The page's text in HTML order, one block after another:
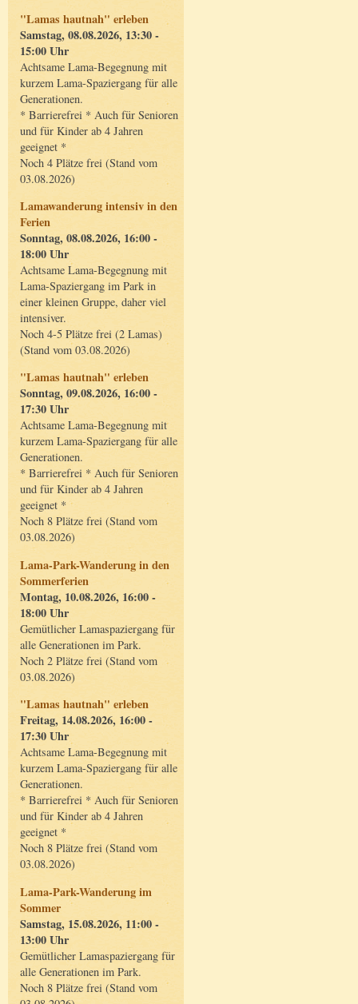
"Lamas hautnah" erleben
Samstag, 08.08.2026, 13:30 -
15:00 Uhr
Achtsame Lama-Begegnung mit
kurzem Lama-Spaziergang für alle
Generationen.
* Barrierefrei * Auch für Senioren
und für Kinder ab 4 Jahren
geeignet *
Noch 4 Plätze frei (Stand vom
03.08.2026)
Lamawanderung intensiv in den
Ferien
Sonntag, 08.08.2026, 16:00 -
18:00 Uhr
Achtsame Lama-Begegnung mit
Lama-Spaziergang im Park in
einer kleinen Gruppe, daher viel
intensiver.
Noch 4-5 Plätze frei (2 Lamas)
(Stand vom 03.08.2026)
"Lamas hautnah" erleben
Sonntag, 09.08.2026, 16:00 -
17:30 Uhr
Achtsame Lama-Begegnung mit
kurzem Lama-Spaziergang für alle
Generationen.
* Barrierefrei * Auch für Senioren
und für Kinder ab 4 Jahren
geeignet *
Noch 8 Plätze frei (Stand vom
03.08.2026)
Lama-Park-Wanderung in den
Sommerferien
Montag, 10.08.2026, 16:00 -
18:00 Uhr
Gemütlicher Lamaspaziergang für
alle Generationen im Park.
Noch 2 Plätze frei (Stand vom
03.08.2026)
"Lamas hautnah" erleben
Freitag, 14.08.2026, 16:00 -
17:30 Uhr
Achtsame Lama-Begegnung mit
kurzem Lama-Spaziergang für alle
Generationen.
* Barrierefrei * Auch für Senioren
und für Kinder ab 4 Jahren
geeignet *
Noch 8 Plätze frei (Stand vom
03.08.2026)
Lama-Park-Wanderung im
Sommer
Samstag, 15.08.2026, 11:00 -
13:00 Uhr
Gemütlicher Lamaspaziergang für
alle Generationen im Park.
Noch 8 Plätze frei (Stand vom